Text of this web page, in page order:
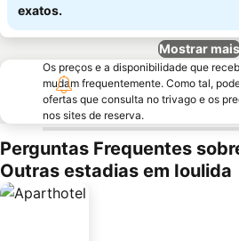
exatos.
Mostrar mais
Os preços e a disponibilidade que
mudam frequentemente. Como tal,
ofertas que consulta no trivago e os
nos sites de reserva.
Perguntas Frequentes
Outras estadias em Ioulida